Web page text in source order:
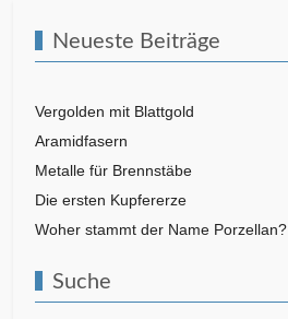
Neueste Beiträge
Vergolden mit Blattgold
Aramidfasern
Metalle für Brennstäbe
Die ersten Kupfererze
Woher stammt der Name Porzellan?
Suche